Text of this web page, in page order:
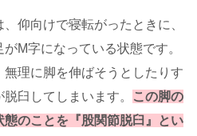
仰向けで寝転がったときに、
M字になっている状態です。
理に脚を伸ばそうとしたりす
臼してしまいます。
この脚の
のことを『股関節脱臼』とい